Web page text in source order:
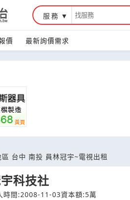
台
服務
價 最新詢價需求
區 台中 南投 員林冠宇~電視出租
科技社
時間:2008-11-03資本額:5萬